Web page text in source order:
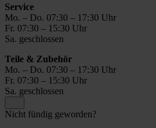
Service
Mo. – Do. 07:30 – 17:30 Uhr
Fr. 07:30 – 15:30 Uhr
Sa. geschlossen
Teile & Zubehör
Mo. – Do. 07:30 – 17:30 Uhr
Fr. 07:30 – 15:30 Uhr
Sa. geschlossen
Nicht fündig geworden?